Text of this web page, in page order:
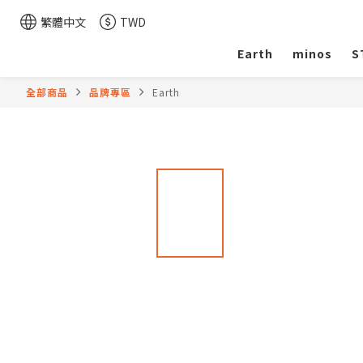
繁體中文
TWD
Earth
minos
全部商品 品牌專區 Earth